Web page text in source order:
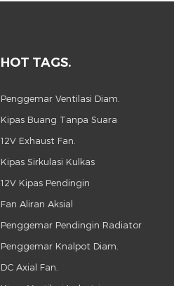
HOT TAGS.
Penggemar Ventilasi Diam.
Kipas Buang Tanpa Suara
12V Exhaust Fan.
Kipas Sirkulasi Kulkas
12V Kipas Pendingin
Fan Aliran Aksial
Penggemar Pendingin Radiator
Penggemar Knalpot Diam.
DC Axial Fan.